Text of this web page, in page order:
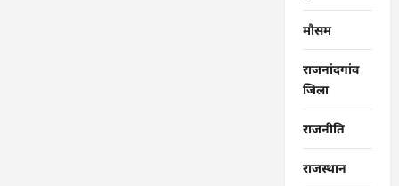
मौसम
राजनांदगांव
जिला
राजनीति
राजस्थान